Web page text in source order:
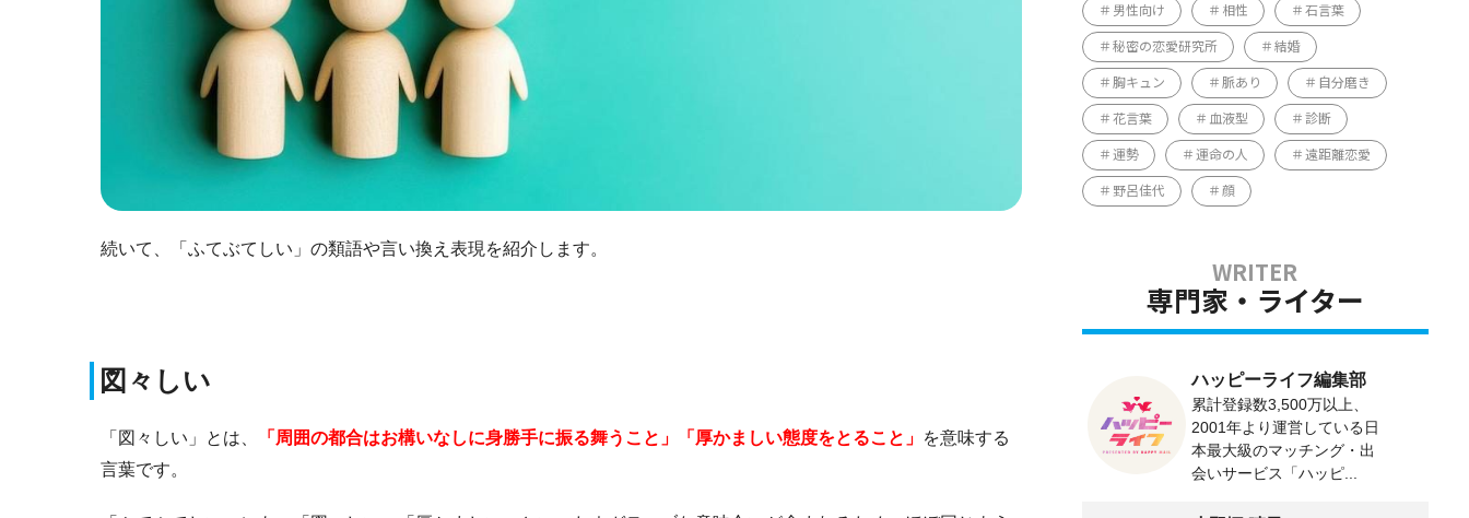
続いて、「ふてぶてしい」の類語や言い換え表現を紹介します。
図々しい
「図々しい」とは、 「周囲の都合はお構いなしに身勝手に振る舞うこと」「厚かましい態度をとること」 を意味する
言葉です。
男性向け 相性 石言葉
秘密の恋愛研究所 結婚
胸キュン 脈あり 自分磨き
花言葉 血液型 診断
運勢 運命の人 遠距離恋愛
野呂佳代 顔
専門家・ライター
ハッピーライフ編集部
累計登録数3,500万以上、
2001年より運営している日
本最大級のマッチング・出
会いサービス「ハッピ...